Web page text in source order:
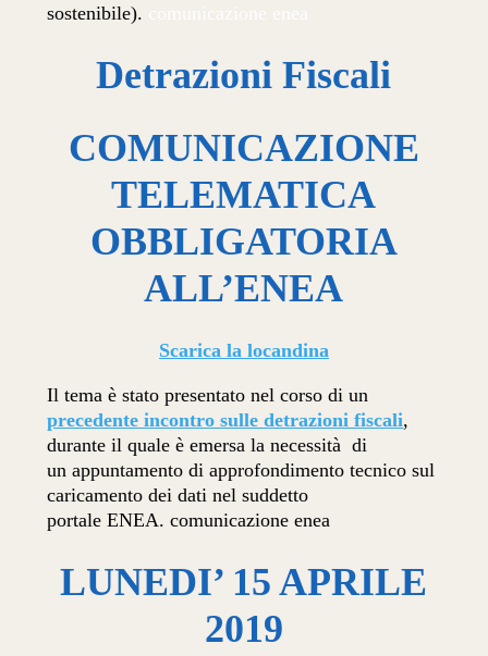
sostenibile).
Detrazioni Fiscali
COMUNICAZIONE
TELEMATICA
OBBLIGATORIA
ALL’ENEA
Scarica la locandina
Il tema è stato presentato nel corso di un
precedente incontro sulle detrazioni fiscali,
durante il quale è emersa la necessità di
un appuntamento di approfondimento tecnico sul
caricamento dei dati nel suddetto
portale ENEA. comunicazione enea
LUNEDI’ 15 APRILE
2019